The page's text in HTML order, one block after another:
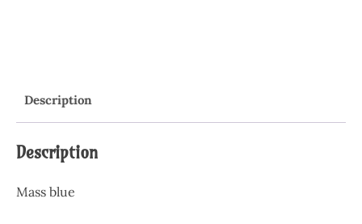
Description
Description
Mass blue